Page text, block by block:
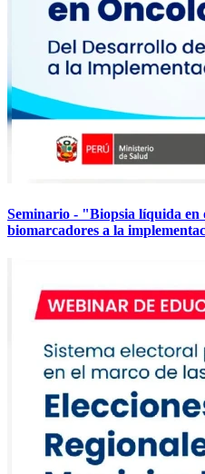
Seminario - "Biopsia líquida en
biomarcadores a la